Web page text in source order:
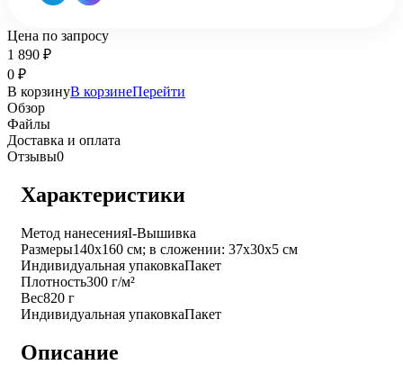
Цена по запросу
1 890 ₽
0 ₽
В корзинуВ корзинеПерейти
Обзор
Файлы
Доставка и оплата
Отзывы0
Характеристики
Метод нанесенияI-Вышивка
Размеры140x160 см; в сложении: 37x30x5 см
Индивидуальная упаковкаПакет
Плотность300 г/м²
Вес820 г
Индивидуальная упаковкаПакет
Описание